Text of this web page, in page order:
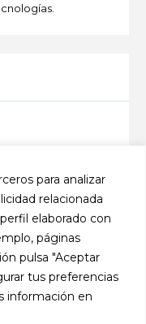
para analizar
relacionada
elaborado con
páginas
pulsa "Aceptar
tus preferencias
información en